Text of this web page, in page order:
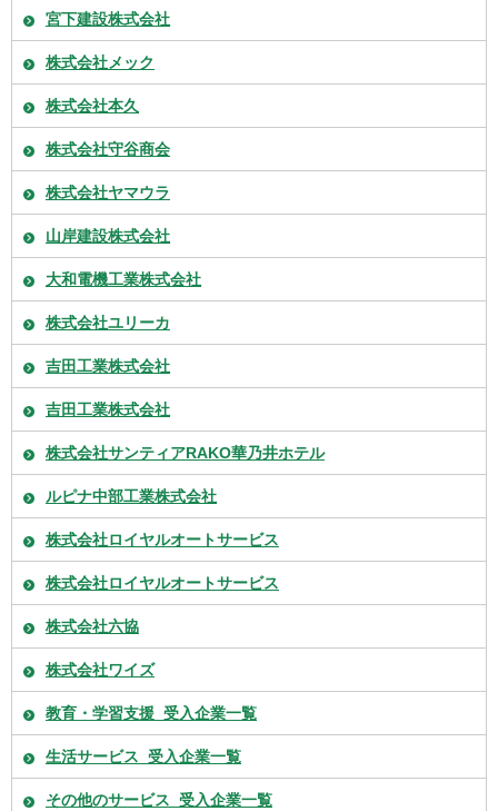
宮下建設株式会社
株式会社メック
株式会社本久
株式会社守谷商会
株式会社ヤマウラ
山岸建設株式会社
大和電機工業株式会社
株式会社ユリーカ
吉田工業株式会社
吉田工業株式会社
株式会社サンティアRAKO華乃井ホテル
ルピナ中部工業株式会社
株式会社ロイヤルオートサービス
株式会社ロイヤルオートサービス
株式会社六協
株式会社ワイズ
教育・学習支援_受入企業一覧
生活サービス_受入企業一覧
その他のサービス_受入企業一覧